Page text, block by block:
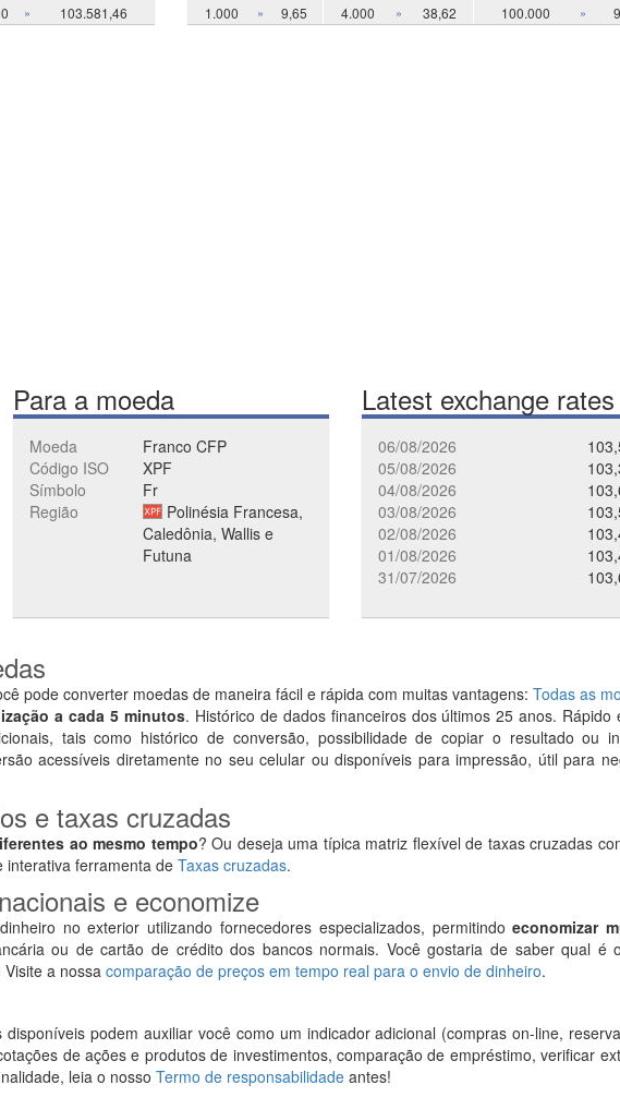
» 103.581,46
1.000
» 9,65 4.000 » 38,62 100.000 »
Para a moeda
Moeda
Franco CFP
Código ISO
XPF
Símbolo
Fr
Região
Polinésia Francesa,
Caledônia, Wallis e
Futuna
Latest exchange rates
06/08/2026
05/08/2026
04/08/2026
03/08/2026
02/08/2026
01/08/2026
31/07/2026
pode converter moedas de maneira fácil e rápida com muitas vantagens: Todas as
a cada 5 minutos. Histórico de dados financeiros dos últimos 25 anos. Rápido
tais como histórico de conversão, possibilidade de copiar o resultado ou
acessíveis diretamente no seu celular ou disponíveis para impressão, útil para
e taxas cruzadas
ao mesmo tempo? Ou deseja uma típica matriz flexível de taxas cruzadas
interativa ferramenta de Taxas cruzadas.
e economize
no exterior utilizando fornecedores especializados, permitindoeconomizar
ou de cartão de crédito dos bancos normais. Você gostaria de saber qual é
a nossa comparação de preços em tempo real para o envio de dinheiro.
podem auxiliar você como um indicador adicional (compras on-line,
de ações e produtos de investimentos, comparação de empréstimo, verificar
leia o nosso Termo de responsabilidade antes!